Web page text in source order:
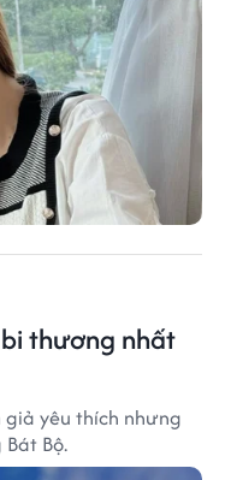
thương nhất
yêu thích nhưng
Bộ.